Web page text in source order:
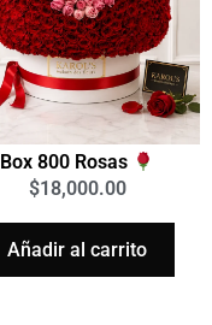
Box 800 Rosas
$18,000.00
Añadir al carrito